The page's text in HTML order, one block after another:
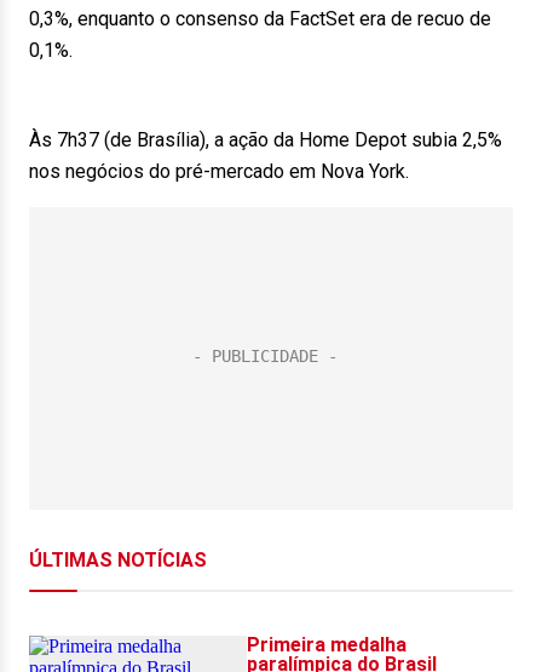
0,3%, enquanto o consenso da FactSet era de recuo de
0,1%.
Às 7h37 (de Brasília), a ação da Home Depot subia 2,5%
nos negócios do pré-mercado em Nova York.